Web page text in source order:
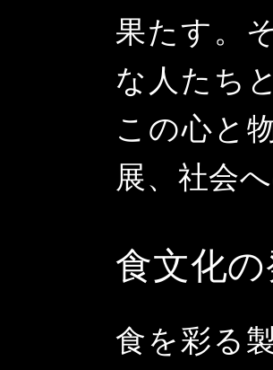
果たす。
な人たち
この心と
展、社会
食文化
食を彩る